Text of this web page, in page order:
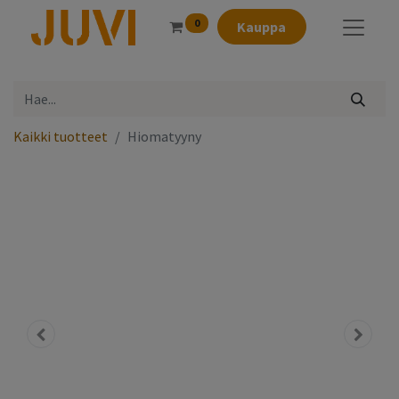
0 Kauppa
Kaikki tuotteet Hiomatyyny